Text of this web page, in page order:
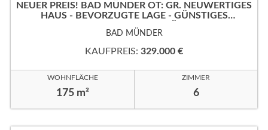
NEUER PREIS! BAD MÜNDER OT: GR. NEUWERTIGES
HAUS - BEVORZUGTE LAGE - GÜNSTIGES
ERBPACHTGRUNDSTÜCK!
BAD MÜNDER
KAUFPREIS: 329.000 €
WOHNFLÄCHE
175 m²
ZIMMER
6